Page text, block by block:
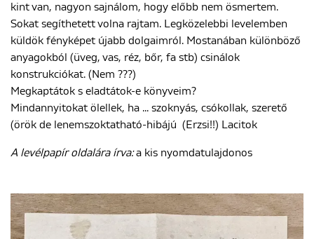
kint van, nagyon sajnálom, hogy előbb nem ösmertem.
Sokat segíthetett volna rajtam. Legközelebbi levelemben
küldök fényképet újabb dolgaimról. Mostanában különböző
anyagokból (üveg, vas, réz, bőr, fa stb) csinálok
konstrukciókat. (Nem ???)
Megkaptátok s eladtátok-e könyveim?
Mindannyitokat ölellek, ha ... szoknyás, csókollak, szerető
(örök de lenemszoktatható-hibájú (Erzsi!!) Lacitok
A levélpapír oldalára írva:a kis nyomdatulajdonos